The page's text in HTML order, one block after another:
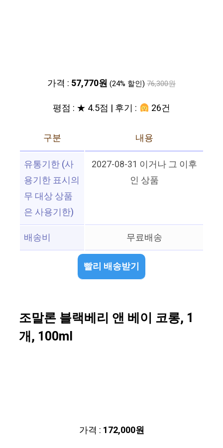
가격 : 57,770원 (24% 할인) 76,300원
평점 : ★ 4.5점 | 후기 : 26건
구분
내용
유통기한 (사
용기한 표시의
무 대상 상품
은 사용기한)
2027-08-31 이거나 그 이후
인 상품
배송비 무료배송
빨리 배송받기
조말론 블랙베리 앤 베이 코롱, 1
개, 100ml
가격 : 172,000원